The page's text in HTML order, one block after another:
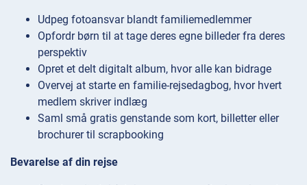
Udpeg fotoansvar blandt familiemedlemmer
Opfordr børn til at tage deres egne billeder fra deres
perspektiv
Opret et delt digitalt album, hvor alle kan bidrage
Overvej at starte en familie-rejsedagbog, hvor hvert
medlem skriver indlæg
Saml små gratis genstande som kort, billetter eller
brochurer til scrapbooking
Bevarelse af din rejse